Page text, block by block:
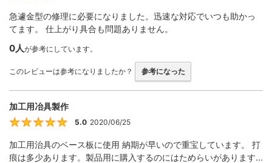
急遽金型の修理に必要になりました。迅速な対応でいつも助かっ
てます。 仕上がり具合も問題ありません。
0人が参考にしています。
このレビューは参考になりましたか？ 参考になった
加工用冶具製作
5
5.0 2020/06/25
加工用治具のベース板に使用 納期が早いので重宝しています。 打
痕は多少あります。製品用に購入するのにはためらいがあります...